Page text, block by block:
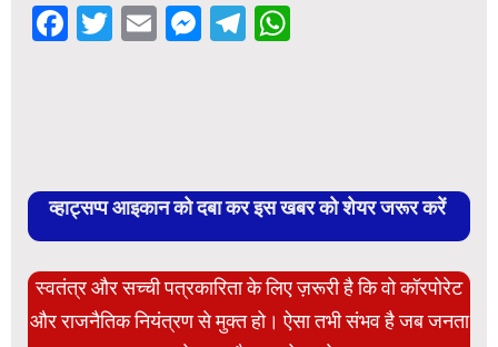
Facebook
Twitter
EmailMessenger
Telegram
व्हाट्सप्प आइकान को दबा कर इस खबर को शेयर जरूर करें
स्वतंत्र और सच्ची पत्रकारिता के लिए ज़रूरी है कि वो कॉरपोरेट
और राजनैतिक नियंत्रण से मुक्त हो। ऐसा तभी संभव है जब जनता